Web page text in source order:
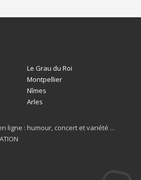
Le Grau du Roi
Montpellier
Nîmes
Arles
ligne : humour, concert et variété ...